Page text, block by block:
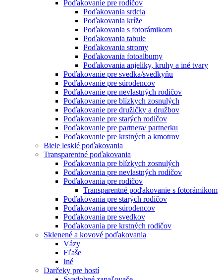
Poďakovanie pre rodičov
Poďakovania srdcia
Poďakovania kríže
Poďakovania s fotorámikom
Poďakovania tabule
Poďakovania stromy
Poďakovania fotoalbumy
Poďakovania anjeliky, kruhy a iné tvary
Poďakovanie pre svedka/svedkyňu
Poďakovanie pre súrodencov
Poďakovanie pre nevlastných rodičov
Poďakovanie pre blízkych zosnulých
Poďakovanie pre družičky a družbov
Poďakovanie pre starých rodičov
Poďakovanie pre partnera/ partnerku
Poďakovanie pre krstných a kmotrov
Biele lesklé poďakovania
Transparentné poďakovania
Poďakovania pre blízkych zosnulých
Poďakovania pre nevlastných rodičov
Poďakovania pre rodičov
Transparentné poďakovanie s fotorámikom
Poďakovania pre starých rodičov
Poďakovania pre súrodencov
Poďakovania pre svedkov
Poďakovania pre krstných rodičov
Sklenené a kovové poďakovania
Vázy
Fľaše
Iné
Darčeky pre hostí